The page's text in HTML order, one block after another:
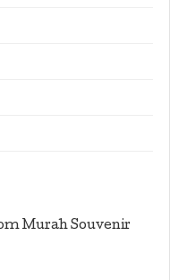
Murah Souvenir